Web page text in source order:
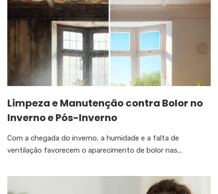
Limpeza e Manutenção contra Bolor no
Inverno e Pós-Inverno
Com a chegada do inverno, a humidade e a falta de
ventilação favorecem o aparecimento de bolor nas...